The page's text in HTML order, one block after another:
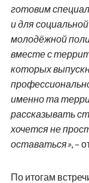
готовим
и для
молодёжной
вместе с
которых
именно та
рассказывать
хочется не
оставаться», –
По итогам